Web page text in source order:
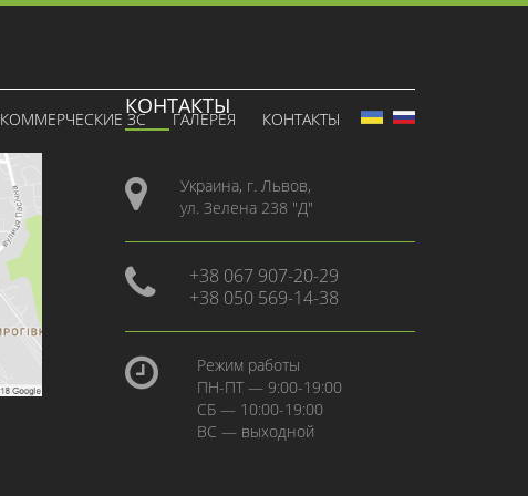
КОММЕРЧЕСКИЕ ЗС ГАЛЕРЕЯ КОНТАКТЫ
КОНТАКТЫ
Украина, г. Львов,
ул. Зелена 238 "Д"
+38 067 907-20-29
+38 050 569-14-38
Режим работы
ПН-ПТ — 9:00-19:00
СБ — 10:00-19:00
ВС — выходной